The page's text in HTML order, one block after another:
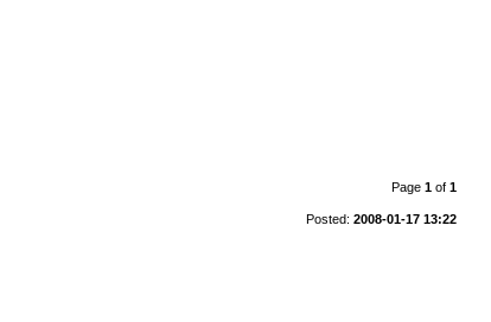
Page 1of 1
Posted: 2008-01-17 13:22